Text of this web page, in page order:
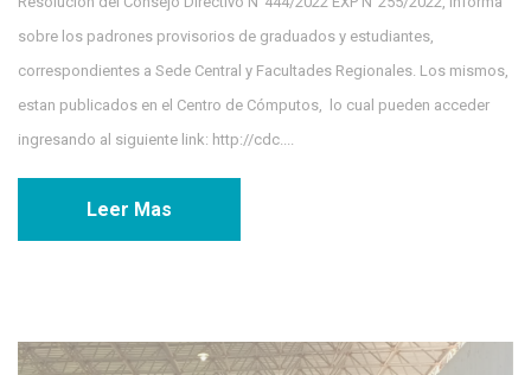
sobre los padrones provisorios de graduados y estudiantes,
correspondientes a Sede Central y Facultades Regionales. Los mismos,
estan publicados en el Centro de Cómputos, lo cual pueden acceder
ingresando al siguiente link: http://cdc....
Leer Mas